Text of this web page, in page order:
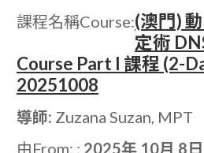
課程名稱Course:(澳門)
定術
Course Part I 課程 (2-
20251008
導師: Zuzana Suzan, MPT
由From: : 2025年 10月 8日